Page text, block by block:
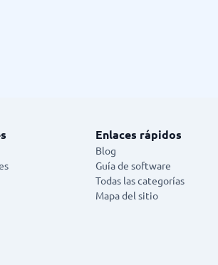
Enlaces rápidos
Blog
Guía de software
Todas las categorías
Mapa del sitio